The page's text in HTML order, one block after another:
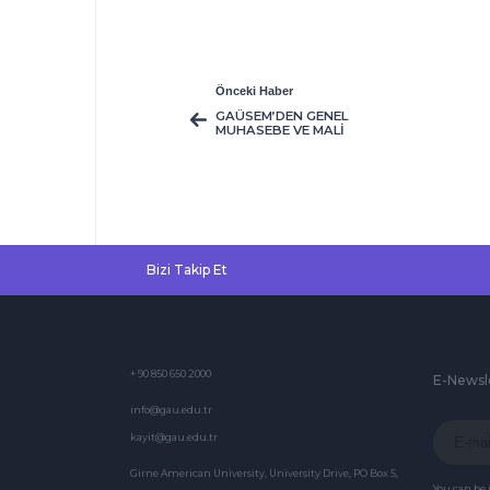
Önceki Haber
GAÜSEM’DEN GENEL
MUHASEBE VE MALİ
Bizi Takip Et
+ 90 850 650 2000
info@gau.edu.tr
kayit@gau.edu.tr
Girne American University, University Drive, PO Box 5,
E-